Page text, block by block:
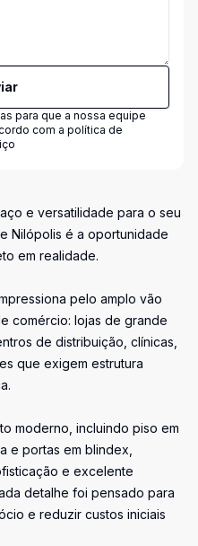
para que a nossa equipe
com a política de
e versatilidade para o seu
Nilópolis é a oportunidade
em realidade.
pelo amplo vão
comércio: lojas de grande
de distribuição, clínicas,
que exigem estrutura
moderno, incluindo piso em
e portas em blindex,
e excelente
detalhe foi pensado para
e reduzir custos iniciais